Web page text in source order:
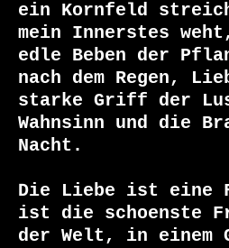
ein Kornfeld
mein Innerstes
edle Beben der
nach dem Regen,
starke Griff der
Wahnsinn und die
Nacht.
Die Liebe ist eine
ist die schoenste
der Welt, in einem